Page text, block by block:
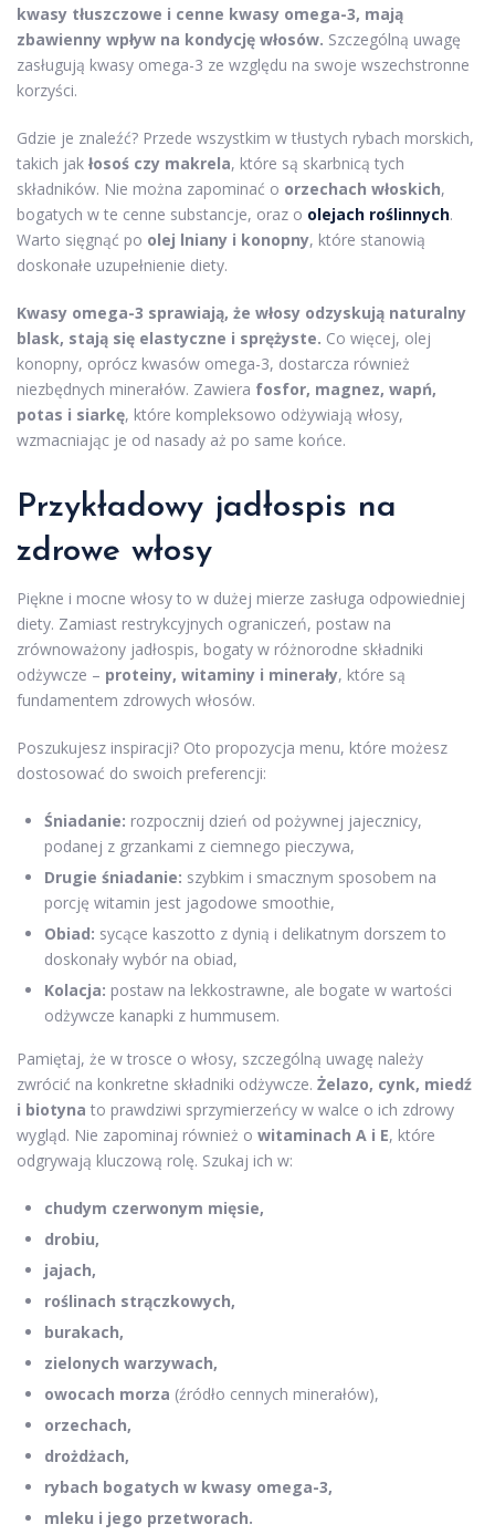
kwasy tłuszczowe i cenne kwasy omega-3, mają
zbawienny wpływ na kondycję włosów. Szczególną uwagę
zasługują kwasy omega-3 ze względu na swoje wszechstronne
korzyści.
Gdzie je znaleźć? Przede wszystkim w tłustych rybach morskich,
takich jak łosoś czy makrela, które są skarbnicą tych
składników. Nie można zapominać o orzechach włoskich,
bogatych w te cenne substancje, oraz o olejach roślinnych.
Warto sięgnąć po olej lniany i konopny, które stanowią
doskonałe uzupełnienie diety.
Kwasy omega-3 sprawiają, że włosy odzyskują naturalny
blask, stają się elastyczne i sprężyste. Co więcej, olej
konopny, oprócz kwasów omega-3, dostarcza również
niezbędnych minerałów. Zawiera fosfor, magnez, wapń,
potas i siarkę, które kompleksowo odżywiają włosy,
wzmacniając je od nasady aż po same końce.
Przykładowy jadłospis na
zdrowe włosy
Piękne i mocne włosy to w dużej mierze zasługa odpowiedniej
diety. Zamiast restrykcyjnych ograniczeń, postaw na
zrównoważony jadłospis, bogaty w różnorodne składniki
odżywcze – proteiny, witaminy i minerały, które są
fundamentem zdrowych włosów.
Poszukujesz inspiracji? Oto propozycja menu, które możesz
dostosować do swoich preferencji:
Śniadanie: rozpocznij dzień od pożywnej jajecznicy,
podanej z grzankami z ciemnego pieczywa,
Drugie śniadanie: szybkim i smacznym sposobem na
porcję witamin jest jagodowe smoothie,
Obiad: sycące kaszotto z dynią i delikatnym dorszem to
doskonały wybór na obiad,
Kolacja: postaw na lekkostrawne, ale bogate w wartości
odżywcze kanapki z hummusem.
Pamiętaj, że w trosce o włosy, szczególną uwagę należy
zwrócić na konkretne składniki odżywcze. Żelazo, cynk, miedź
i biotyna to prawdziwi sprzymierzeńcy w walce o ich zdrowy
wygląd. Nie zapominaj również o witaminach A i E, które
odgrywają kluczową rolę. Szukaj ich w:
chudym czerwonym mięsie,
drobiu,
jajach,
roślinach strączkowych,
burakach,
zielonych warzywach,
owocach morza (źródło cennych minerałów),
orzechach,
drożdżach,
rybach bogatych w kwasy omega-3,
mleku i jego przetworach.